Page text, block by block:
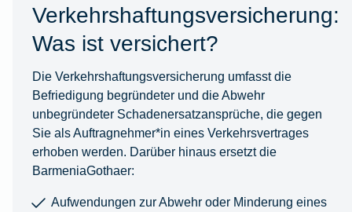
Verkehrshaftungsversicherung:
Was ist versichert?
Die Verkehrshaftungsversicherung umfasst die
Befriedigung begründeter und die Abwehr
unbegründeter Schadenersatzansprüche, die gegen
Sie als Auftragnehmer*in eines Verkehrsvertrages
erhoben werden. Darüber hinaus ersetzt die
BarmeniaGothaer:
Aufwendungen zur Abwehr oder Minderung eines